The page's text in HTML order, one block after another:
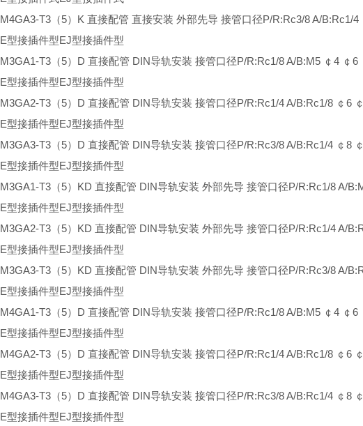
M4GA3-T3（5）K 直接配管 直接安装 外部先导 接管口径P/R:Rc3/8 A/B:Rc1/4
E型接插件型EJ型接插件型
M3GA1-T3（5）D 直接配管 DIN导轨安装 接管口径P/R:Rc1/8 A/B:M5 ￠4 ￠6
E型接插件型EJ型接插件型
M3GA2-T3（5）D 直接配管 DIN导轨安装 接管口径P/R:Rc1/4 A/B:Rc1/8 ￠6
E型接插件型EJ型接插件型
M3GA3-T3（5）D 直接配管 DIN导轨安装 接管口径P/R:Rc3/8 A/B:Rc1/4 ￠8
E型接插件型EJ型接插件型
M3GA1-T3（5）KD 直接配管 DIN导轨安装 外部先导 接管口径P/R:Rc1/8 A/
E型接插件型EJ型接插件型
M3GA2-T3（5）KD 直接配管 DIN导轨安装 外部先导 接管口径P/R:Rc1/4 A/
E型接插件型EJ型接插件型
M3GA3-T3（5）KD 直接配管 DIN导轨安装 外部先导 接管口径P/R:Rc3/8 A/
E型接插件型EJ型接插件型
M4GA1-T3（5）D 直接配管 DIN导轨安装 接管口径P/R:Rc1/8 A/B:M5 ￠4 ￠6
E型接插件型EJ型接插件型
M4GA2-T3（5）D 直接配管 DIN导轨安装 接管口径P/R:Rc1/4 A/B:Rc1/8 ￠6
E型接插件型EJ型接插件型
M4GA3-T3（5）D 直接配管 DIN导轨安装 接管口径P/R:Rc3/8 A/B:Rc1/4 ￠8
E型接插件型EJ型接插件型